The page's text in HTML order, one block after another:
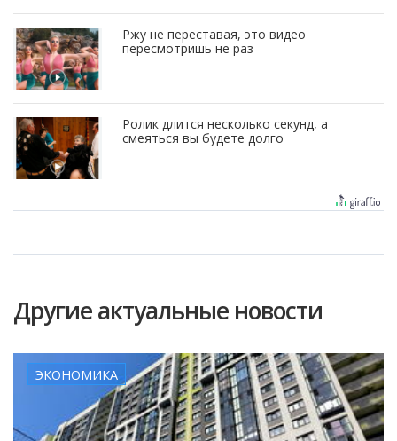
Ржу не переставая, это видео
пересмотришь не раз
Ролик длится несколько секунд, а
смеяться вы будете долго
Другие актуальные новости
ЭКОНОМИКА